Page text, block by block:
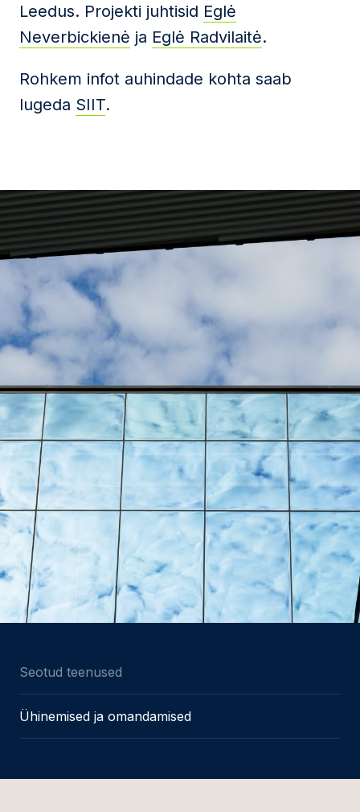
Leedus. Projekti juhtisid Eglė
Neverbickienė ja Eglė Radvilaitė.
Rohkem infot auhindade kohta saab
lugeda SIIT.
Seotud teenused
Ühinemised ja omandamised